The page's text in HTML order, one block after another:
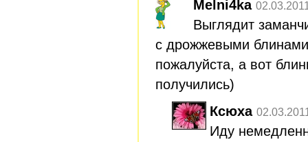
Melni4ka
Выглядит
с дрожжевыми
пожалуйста, а вот
получились)
Ксюха
Иду